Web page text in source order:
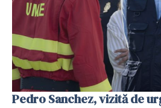
Pedro Sanchez, vizită de